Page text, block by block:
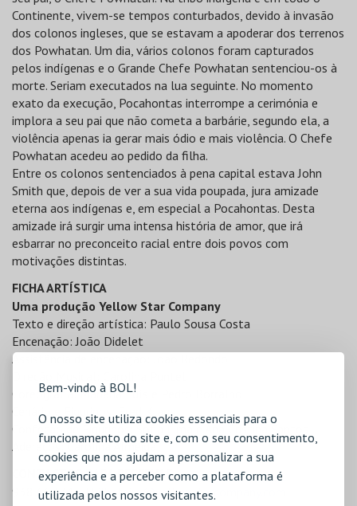
Bem-vindo à BOL!
O nosso site utiliza cookies essenciais para o
funcionamento do site e, com o seu consentimento,
cookies que nos ajudam a personalizar a sua
experiência e a perceber como a plataforma é
utilizada pelos nossos visitantes.
Continente, vivem-se tempos conturbados, devido à invasão
dos colonos ingleses, que se estavam a apoderar dos terrenos
dos Powhatan. Um dia, vários colonos foram capturados
pelos indígenas e o Grande Chefe Powhatan sentenciou-os à
morte. Seriam executados na lua seguinte. No momento
exato da execução, Pocahontas interrompe a cerimónia e
implora a seu pai que não cometa a barbárie, segundo ela, a
violência apenas ia gerar mais ódio e mais violência. O Chefe
Powhatan acedeu ao pedido da filha.
Entre os colonos sentenciados à pena capital estava John
Smith que, depois de ver a sua vida poupada, jura amizade
eterna aos indígenas e, em especial a Pocahontas. Desta
amizade irá surgir uma intensa história de amor, que irá
esbarrar no preconceito racial entre dois povos com
motivações distintas.
FICHA ARTÍSTICA
Uma produção Yellow Star Company
Texto e direção artística: Paulo Sousa Costa
Encenação: João Didelet
Assistência de encenação: João Redondo
Coreografia: Mariana Luís e Pedro Borralho
Cenário e Figurinos: Fred Klaus
Confeção de Figurinos: Sofia Lima e Ana Cristina Santos
Adereços: Carolina Almeida
CONTACTOS PARA RESERVAS
938 667 315 |bilheteira@yellowstarcompany.com